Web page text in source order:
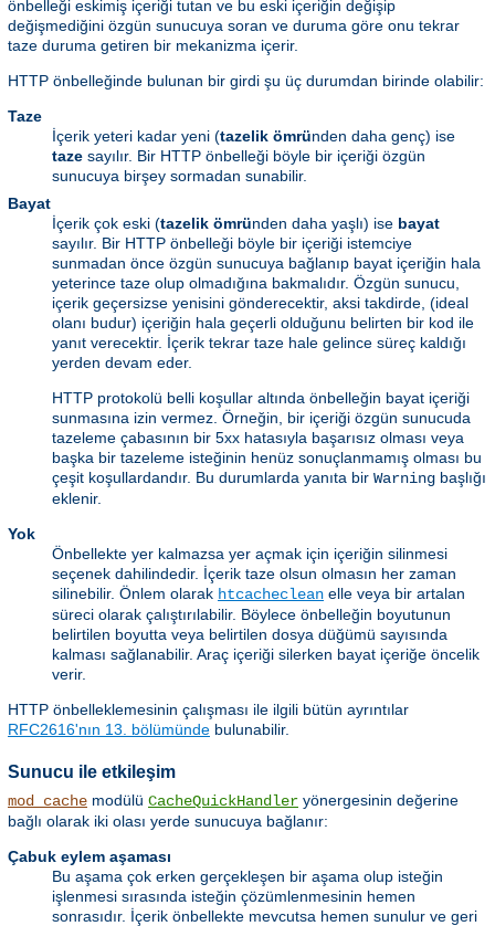
önbelleği eskimiş içeriği tutan ve bu eski içeriğin değişip
değişmediğini özgün sunucuya soran ve duruma göre onu tekrar
taze duruma getiren bir mekanizma içerir.
HTTP önbelleğinde bulunan bir girdi şu üç durumdan birinde olabilir:
Taze
İçerik yeteri kadar yeni (tazelik ömründen daha genç) ise
taze sayılır. Bir HTTP önbelleği böyle bir içeriği özgün
sunucuya birşey sormadan sunabilir.
Bayat
İçerik çok eski (tazelik ömründen daha yaşlı) ise bayat
sayılır. Bir HTTP önbelleği böyle bir içeriği istemciye
sunmadan önce özgün sunucuya bağlanıp bayat içeriğin hala
yeterince taze olup olmadığına bakmalıdır. Özgün sunucu,
içerik geçersizse yenisini gönderecektir, aksi takdirde, (ideal
olanı budur) içeriğin hala geçerli olduğunu belirten bir kod ile
yanıt verecektir. İçerik tekrar taze hale gelince süreç kaldığı
yerden devam eder.
HTTP protokolü belli koşullar altında önbelleğin bayat içeriği
sunmasına izin vermez. Örneğin, bir içeriği özgün sunucuda
tazeleme çabasının bir 5xx hatasıyla başarısız olması veya
başka bir tazeleme isteğinin henüz sonuçlanmamış olması bu
çeşit koşullardandır. Bu durumlarda yanıta bir Warning başlığı
eklenir.
Yok
Önbellekte yer kalmazsa yer açmak için içeriğin silinmesi
seçenek dahilindedir. İçerik taze olsun olmasın her zaman
silinebilir. Önlem olarak htcacheclean elle veya bir artalan
süreci olarak çalıştırılabilir. Böylece önbelleğin boyutunun
belirtilen boyutta veya belirtilen dosya düğümü sayısında
kalması sağlanabilir. Araç içeriği silerken bayat içeriğe öncelik
verir.
HTTP önbelleklemesinin çalışması ile ilgili bütün ayrıntılar
RFC2616'nın 13. bölümünde bulunabilir.
Sunucu ile etkileşim
mod_cache modülü CacheQuickHandler yönergesinin değerine
bağlı olarak iki olası yerde sunucuya bağlanır:
Çabuk eylem aşaması
Bu aşama çok erken gerçekleşen bir aşama olup isteğin
işlenmesi sırasında isteğin çözümlenmesinin hemen
sonrasıdır. İçerik önbellekte mevcutsa hemen sunulur ve geri